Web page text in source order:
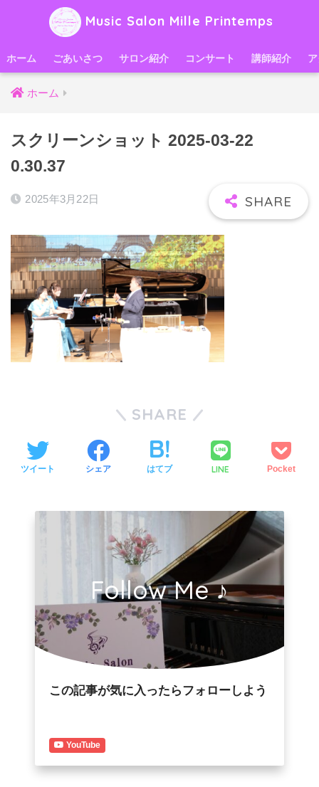
Music Salon Mille Printemps
ホーム ごあいさつ サロン紹介 コンサート 講師紹介
ホーム
スクリーンショット 2025-03-22
0.30.37
2025年3月22日
SHARE
ツイート シェア はてブ LINE Pocket
Follow Me ♪
この記事が気に入ったらフォローしよう
YouTube